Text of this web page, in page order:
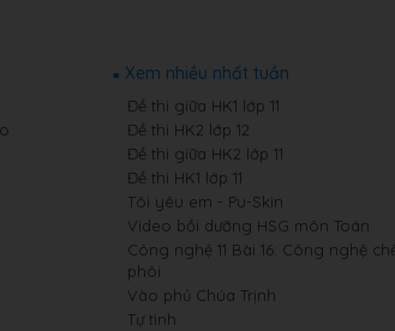
Xem nhiều nhất tuần
Đề thi giữa HK1 lớp 11
Đề thi HK2 lớp 12
Đề thi giữa HK2 lớp 11
Đề thi HK1 lớp 11
Tôi yêu em - Pu-Skin
Video bồi dưỡng HSG môn Toán
Công nghệ 11 Bài 16: Công nghệ
phôi
Vào phủ Chúa Trịnh
Tự tình